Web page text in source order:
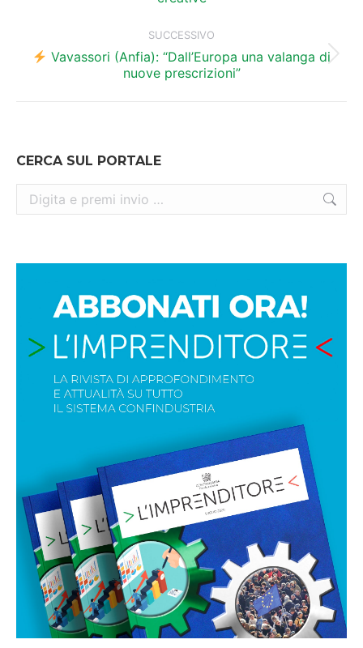
SUCCESSIVO
Prossimo
post:
Vavassori (Anfia): “Dall’Europa una valanga di
nuove prescrizioni”
CERCA SUL PORTALE
Cerca: